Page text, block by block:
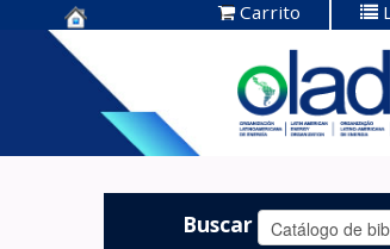
Centro de
Documentación
OLADE -
Carrito
Buscar